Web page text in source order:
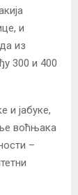
и
из
300 и 400
и јабуке,
воћњака
–